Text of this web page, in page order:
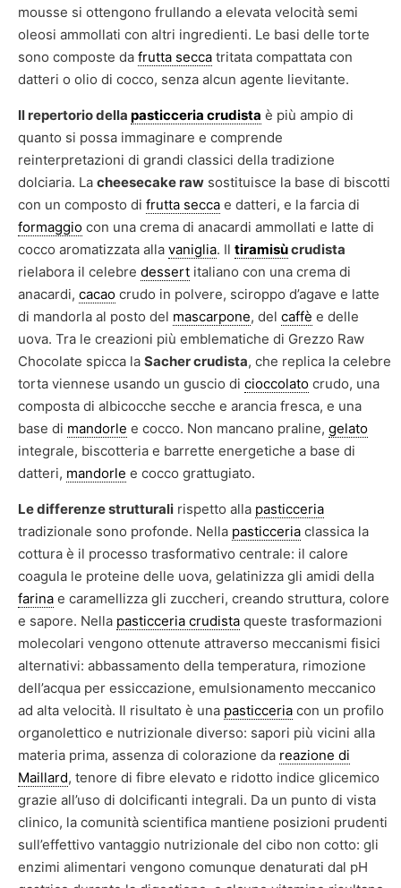
mousse si ottengono frullando a elevata velocità semi
oleosi ammollati con altri ingredienti. Le basi delle torte
sono composte da frutta secca tritata compattata con
datteri o olio di cocco, senza alcun agente lievitante.
Il repertorio della pasticceria crudista è più ampio di
quanto si possa immaginare e comprende
reinterpretazioni di grandi classici della tradizione
dolciaria. La cheesecake raw sostituisce la base di biscotti
con un composto di frutta secca e datteri, e la farcia di
formaggio con una crema di anacardi ammollati e latte di
cocco aromatizzata alla vaniglia. Il tiramisùcrudista
rielabora il celebre dessert italiano con una crema di
anacardi, cacao crudo in polvere, sciroppo d’agave e latte
di mandorla al posto del mascarpone, del caffè e delle
uova. Tra le creazioni più emblematiche di Grezzo Raw
Chocolate spicca la Sacher crudista, che replica la celebre
torta viennese usando un guscio di cioccolato crudo, una
composta di albicocche secche e arancia fresca, e una
base di mandorle e cocco. Non mancano praline, gelato
integrale, biscotteria e barrette energetiche a base di
datteri, mandorle e cocco grattugiato.
Le differenze strutturali rispetto alla pasticceria
tradizionale sono profonde. Nella pasticceria classica la
cottura è il processo trasformativo centrale: il calore
coagula le proteine delle uova, gelatinizza gli amidi della
farina e caramellizza gli zuccheri, creando struttura, colore
e sapore. Nella pasticceria crudista queste trasformazioni
molecolari vengono ottenute attraverso meccanismi fisici
alternativi: abbassamento della temperatura, rimozione
dell’acqua per essiccazione, emulsionamento meccanico
ad alta velocità. Il risultato è una pasticceria con un profilo
organolettico e nutrizionale diverso: sapori più vicini alla
materia prima, assenza di colorazione da reazione di
Maillard, tenore di fibre elevato e ridotto indice glicemico
grazie all’uso di dolcificanti integrali. Da un punto di vista
clinico, la comunità scientifica mantiene posizioni prudenti
sull’effettivo vantaggio nutrizionale del cibo non cotto: gli
enzimi alimentari vengono comunque denaturati dal pH